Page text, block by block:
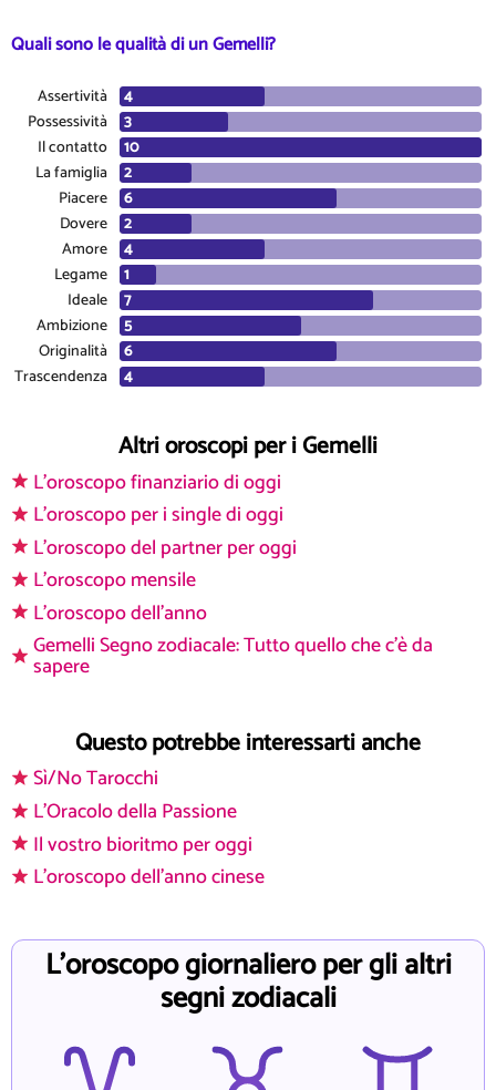
Quali sono le qualità di un Gemelli?
Assertività
Possessività
Il contatto
La famiglia
Piacere
Dovere
Amore
Legame
Ideale
Ambizione
Originalità
Trascendenza
Altri oroscopi per i Gemelli
L'oroscopo finanziario di oggi
L'oroscopo per i single di oggi
L'oroscopo del partner per oggi
L'oroscopo mensile
L'oroscopo dell'anno
Gemelli Segno zodiacale: Tutto quello che c'è da
sapere
Questo potrebbe interessarti anche
Sì/No Tarocchi
L'Oracolo della Passione
Il vostro bioritmo per oggi
L'oroscopo dell'anno cinese
L'oroscopo giornaliero per gli altri
segni zodiacali